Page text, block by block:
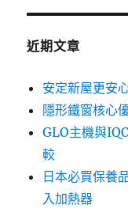
鍵
近期文章
安定新屋更安
隱形鐵窗核心
GLO主機與
較
日本必買保養
入加熱器